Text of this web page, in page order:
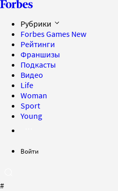
Рубрики
Forbes Games New
Рейтинги
Франшизы
Подкасты
Видео
Life
Woman
Sport
Young
Войти
#